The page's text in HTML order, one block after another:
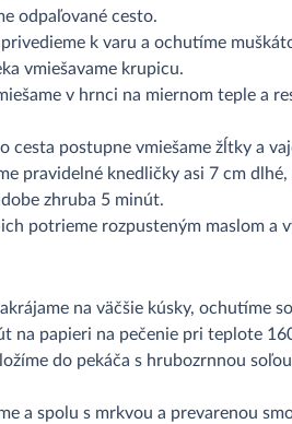
odpaľované cesto.
k varu a ochutíme
vmiešavame krupicu.
v hrnci na miernom teple a
cesta postupne vmiešame žĺtky a
pravidelné knedličky asi 7 cm
zhruba 5 minút.
potrieme rozpusteným maslom a
na väčšie kúsky, ochutíme
na papieri na pečenie pri teplote
do pekáča s hrubozrnnou
a spolu s mrkvou a prevarenou